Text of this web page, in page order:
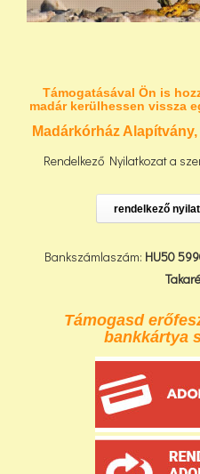
Támogatásával Ön is
madár kerülhessen vissza
Madárkórház
Rendelkező Nyilatkozat a
rendelkező
Bankszámlaszám: HU50
Támogasd
bankkártya